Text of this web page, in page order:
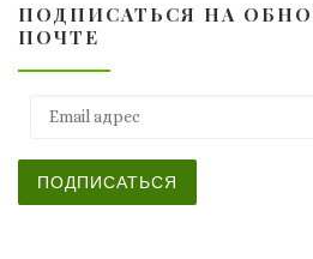
ПОДПИСАТЬСЯ НА
ПОЧТЕ
ПОДПИСАТЬСЯ